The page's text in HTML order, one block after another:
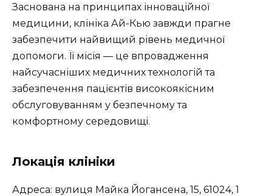
Заснована на принципах інноваційної
медицини, клініка Ай-Кью завжди прагне
забезпечити найвищий рівень медичної
допомоги. Її місія — це впровадження
найсучасніших медичних технологій та
забезпечення пацієнтів високоякісним
обслуговуванням у безпечному та
комфортному середовищі.
Локація клініки
Адреса: вулиця Майка Йогансена, 15, 61024, 1